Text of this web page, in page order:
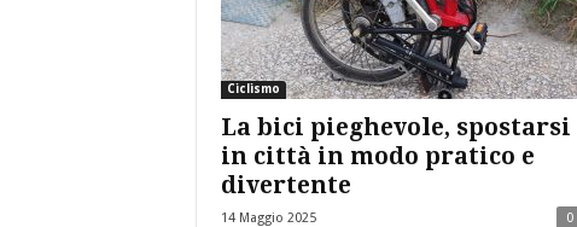
Ciclismo
La bici pieghevole, spostarsi
in città in modo pratico e
divertente
14 Maggio 2025 0